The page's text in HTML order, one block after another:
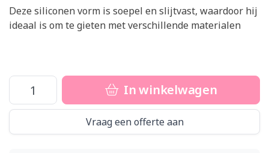
Deze siliconen vorm is soepel en slijtvast, waardoor hij
ideaal is om te gieten met verschillende materialen
In winkelwagen
Vraag een offerte aan